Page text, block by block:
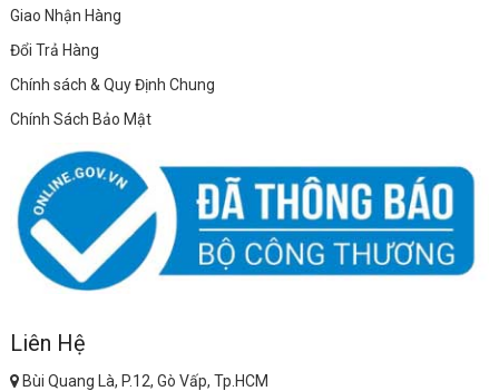
Giao Nhận Hàng
Đổi Trả Hàng
Chính sách & Quy Định Chung
Chính Sách Bảo Mật
Liên Hệ
Bùi Quang Là, P.12, Gò Vấp, Tp.HCM